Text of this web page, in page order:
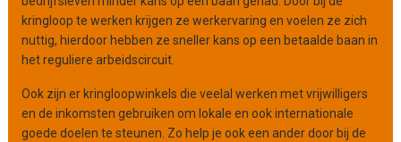
kringloop te werken krijgen ze werkervaring en voelen ze zich
nuttig, hierdoor hebben ze sneller kans op een betaalde baan in
het reguliere arbeidscircuit.
Ook zijn er kringloopwinkels die veelal werken met vrijwilligers
en de inkomsten gebruiken om lokale en ook internationale
goede doelen te steunen. Zo help je ook een ander door bij de